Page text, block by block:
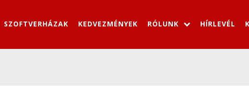
SZOFTVERHÁZAK KEDVEZMÉNYEK RÓLUNK HÍRLEVÉL